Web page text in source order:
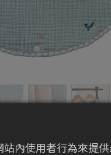
內使用者行為來提